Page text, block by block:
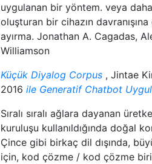
uygulanan bir yöntem. veya daha
oluşturan bir cihazın
ayırma. Jonathan A. Cagadas,
Williamson
Küçük Diyalog Corpus , Jintae
2016 ile Generatif Chatbot
Sıralı sıralı ağlara dayanan
kuruluşu kullanıldığında doğal
Çince gibi birkaç dil dışında,
için, kod çözme / kod çözme